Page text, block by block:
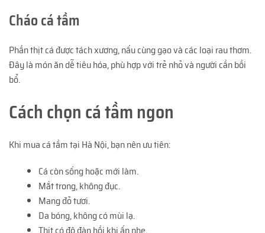
Cháo cá tầm
Phần thịt cá được tách xương, nấu cùng gạo và các loại rau thơm.
Đây là món ăn dễ tiêu hóa, phù hợp với trẻ nhỏ và người cần bồi
bổ.
Cách chọn cá tầm ngon
Khi mua cá tầm tại Hà Nội, bạn nên ưu tiên:
Cá còn sống hoặc mới làm.
Mắt trong, không đục.
Mang đỏ tươi.
Da bóng, không có mùi lạ.